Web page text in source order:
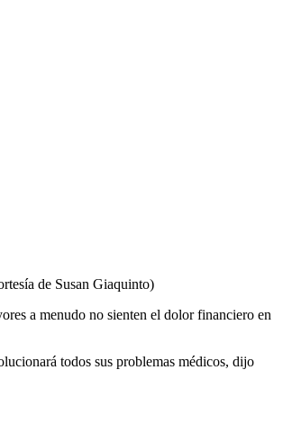
de Susan Giaquinto)
a menudo no sienten el dolor financiero en
todos sus problemas médicos, dijo